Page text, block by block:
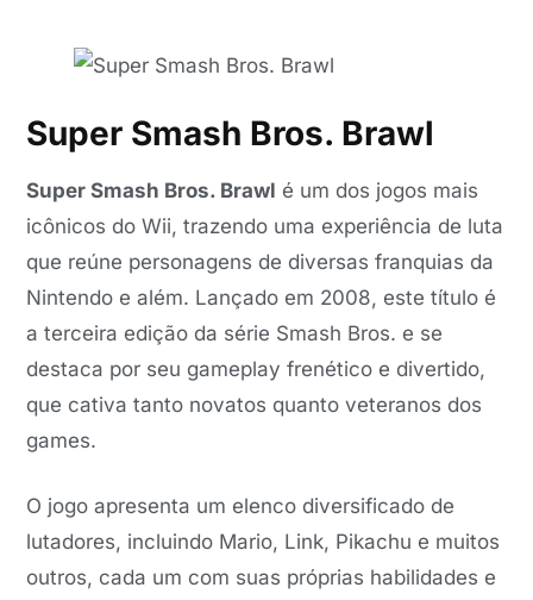
Super Smash Bros. Brawl
Super Smash Bros. Brawl é um dos jogos mais
icônicos do Wii, trazendo uma experiência de luta
que reúne personagens de diversas franquias da
Nintendo e além. Lançado em 2008, este título é
a terceira edição da série Smash Bros. e se
destaca por seu gameplay frenético e divertido,
que cativa tanto novatos quanto veteranos dos
games.
O jogo apresenta um elenco diversificado de
lutadores, incluindo Mario, Link, Pikachu e muitos
outros, cada um com suas próprias habilidades e